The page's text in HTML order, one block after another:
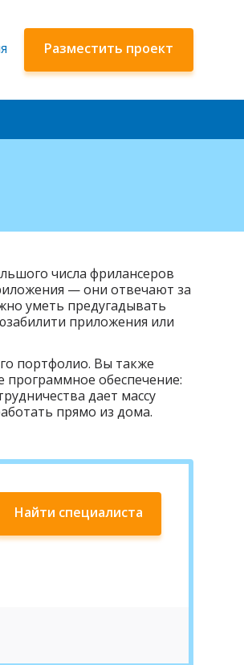
числа фрилансеров
— они отвечают за
уметь предугадывать
приложения или
портфолио. Вы также
программное обеспечение:
дает массу
прямо из дома.
Найти специалиста
Разместить проект